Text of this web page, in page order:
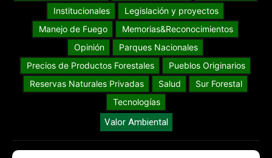
Institucionales
Legislación y proyectos
Manejo de Fuego
Memorias&Reconocimientos
Opinión
Parques Nacionales
Precios de Productos Forestales
Pueblos Originarios
Reservas Naturales Privadas
Salud
Sur Forestal
Tecnologías
Valor Ambiental